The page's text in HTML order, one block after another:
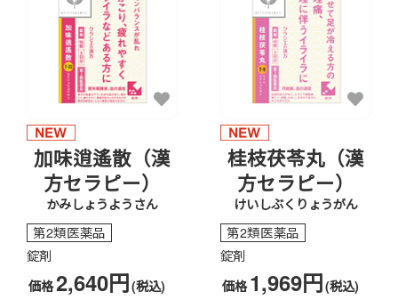
加味逍遙散（漢
方セラピー）
かみしょうようさん
第2類医薬品
錠剤
価格2,640円(税込)
桂枝茯苓丸（漢
方セラピー）
けいしぶくりょうがん
第2類医薬品
錠剤
価格1,969円(税込)